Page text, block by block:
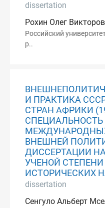
dissertation
Рохин Олег
Российский
p..
И ПРАКТИКА
СТРАН АФРИКИ
СПЕЦИАЛЬНОСТЬ
ВНЕШНЕЙ
ДИССЕРТАЦИИ
УЧЕНОЙ
ИСТОРИЧЕСКИХ
dissertation
Сенгуло Альберт